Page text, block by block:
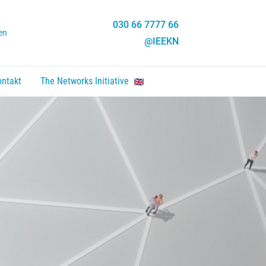
030 66 7777 66
@IEEKN
Enter um Link zu folgen.
um zu öffnen, Enter um Link zu folgen.
The Networks Initiative